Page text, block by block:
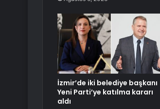
İzmir’de iki belediye başkanı
Yeni Parti’ye katılma kararı
aldı